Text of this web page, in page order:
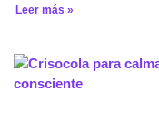
Leer más »